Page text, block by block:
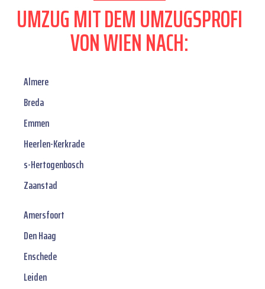
UMZUG MIT DEM UMZUGSPROFI
VON WIEN NACH:
Almere
Breda
Emmen
Heerlen-Kerkrade
s-Hertogenbosch
Zaanstad
Amersfoort
Den Haag
Enschede
Leiden